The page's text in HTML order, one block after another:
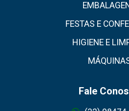
FESTAS E
HIGIENE E
Fale